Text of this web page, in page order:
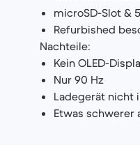
microSD-Slot &
Refurbished
Nachteile:
Kein OLED-
Nur 90 Hz
Ladegerät nicht
Etwas schwerer